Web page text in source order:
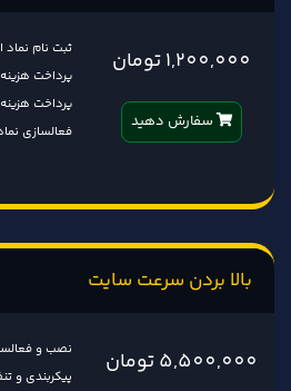
ثبت نام نماد
پرداخت
پرداخت
فعالسازی
1,200,000 تومان
سفارش دهید
بالا بردن سرعت سایت
نصب و
پیکربندی و
5,500,000 تومان